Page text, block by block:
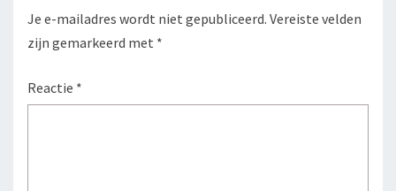
Je e-mailadres wordt niet gepubliceerd. Vereiste velden
zijn gemarkeerd met *
Reactie *